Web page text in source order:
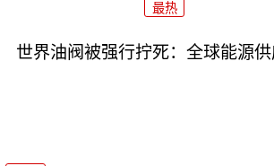
最热
世界油阀被强行拧死：全球能源